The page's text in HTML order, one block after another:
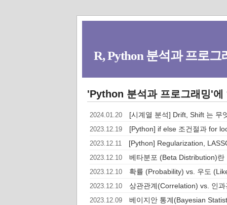
R, Python 분석과 프로그
'Python 분석과 프로그래밍'에
2024.01.20 [시계열 분석] Drift, Shift 는 무
2023.12.19 [Python] if else 조건절과 for
2023.12.11 [Python] Regularization,
2023.12.10 베타분포 (Beta Distribution)
2023.12.10 확률 (Probability) vs. 우도
2023.12.10 상관관계(Correlation) vs. 인
2023.12.09 베이지안 통계(Bayesian